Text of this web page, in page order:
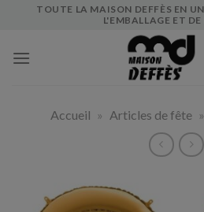
TOUTE LA MAISON DEFFÈS EN
L'EMBALLAGE ET DE
Accueil » Articles de fête »